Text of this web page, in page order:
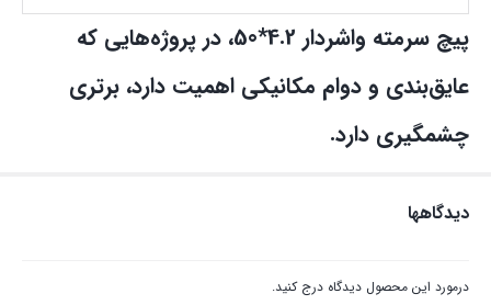
پیچ سرمته واشردار 4.2*50، در پروژه‌هایی که
عایق‌بندی و دوام مکانیکی اهمیت دارد، برتری
چشمگیری دارد.
دیدگاهها
درمورد این محصول دیدگاه درج کنید.